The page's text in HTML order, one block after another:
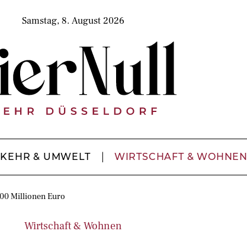
Samstag, 8. August 2026
& UMWELT WIRTSCHAFT & WOHNEN
Millionen Euro
Wirtschaft & Wohnen